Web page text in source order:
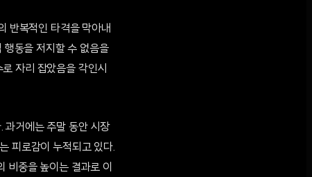
반복적인 타격을 막아내
동을 저지할 수 없음을
자리 잡았음을 각인시
과거에는 주말 동안 시장
피로감이 누적되고 있다.
비중을 높이는 결과로 이